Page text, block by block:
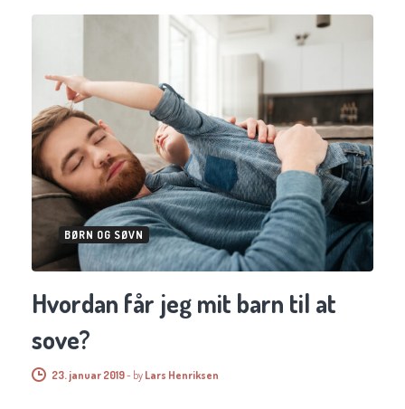
BØRN OG SØVN
Hvordan får jeg mit barn til at
sove?
23. januar 2019- by Lars Henriksen